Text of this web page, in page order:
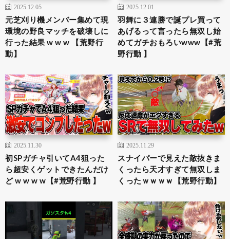
2025.12.05
元芝刈り機メンバー集めて現
環境の野良マッチを破壊しに
行った結果 w w w 【荒野行
動】
2025.12.01
羽舞に３連勝で誕プレ買って
あげるって言ったら無双し始
めてガチおもろいwww【#荒
野行動 】
2025.11.30
初SPガチャ引いてA4狙った
ら超安くゲットできたんだけ
ど w w w w【#荒野行動 】
2025.11.29
スナイパーで見えた敵抜きま
くったら天才すぎて無双しま
くったｗｗｗｗ【荒野行動】